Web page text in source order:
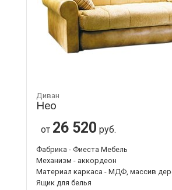
Диван
Нео
от 26 520 руб.
Фабрика - Фиеста Мебель
Механизм - аккордеон
Материал каркаса - МДФ, массив
Ящик для белья